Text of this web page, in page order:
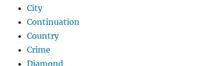
City
Continuation
Country
Crime
Diamond